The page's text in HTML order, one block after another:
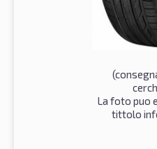
La foto puo
tittolo